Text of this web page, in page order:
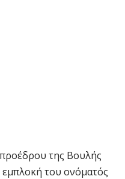
της Βουλής
του ονόματός